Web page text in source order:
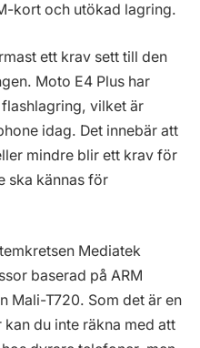
kort och utökad lagring.
ett krav sett till den
Moto E4 Plus har
vilket är
idag. Det innebär att
mindre blir ett krav för
ska kännas för
Mediatek
baserad på ARM
Mali-T720. Som det är en
du inte räkna med att